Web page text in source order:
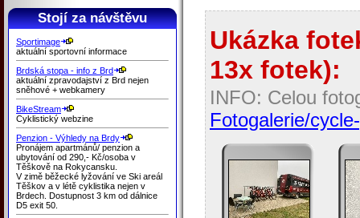
Stojí za návštěvu
Sportimage
aktuální sportovní informace
Brdská stopa - info z Brd
aktuální zpravodajství z Brd nejen
sněhové + webkamery
BikeStream
Cyklistický webzine
Penzion - Výhledy na Brdy
Pronájem apartmánů/ penzion a
ubytování od 290,- Kč/osoba v
Těškově na Rokycansku.
V zimě běžecké lyžování ve Ski areál
Těškov a v létě cyklistika nejen v
Brdech. Dostupnost 3 km od dálnice
D5 exit 50.
Ukázka
13x fotek):
INFO: Celou
Fotogalerie/